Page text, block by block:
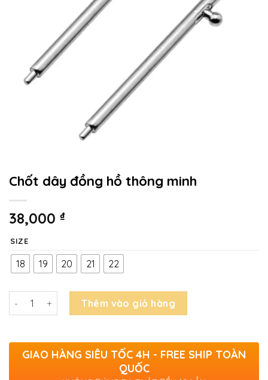
Chốt dây đồng hồ thông minh
38,000 ₫
SIZE
18 19 20 21 22
Số lượng Thêm vào giỏ hàng
GIAO HÀNG SIÊU TỐC 4H - FREE SHIP TOÀN
QUỐC